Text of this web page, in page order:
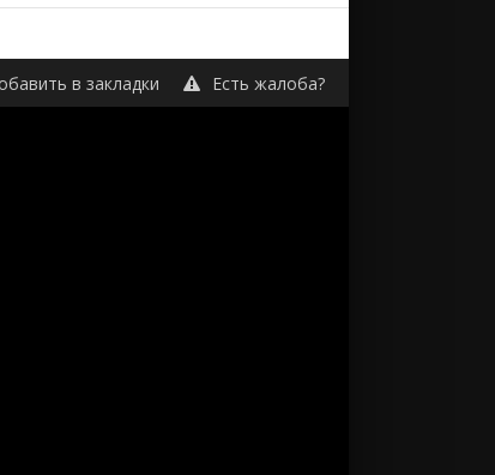
в закладки Есть жалоба?